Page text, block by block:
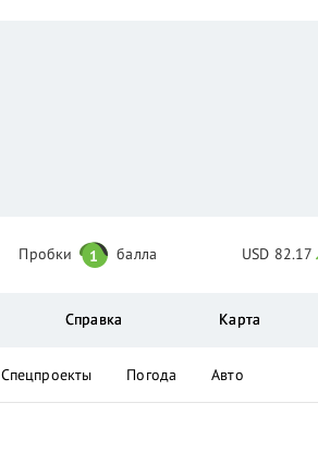
Пробки 1 балла USD 82.17
Справка Карта
Спецпроекты Погода Авто